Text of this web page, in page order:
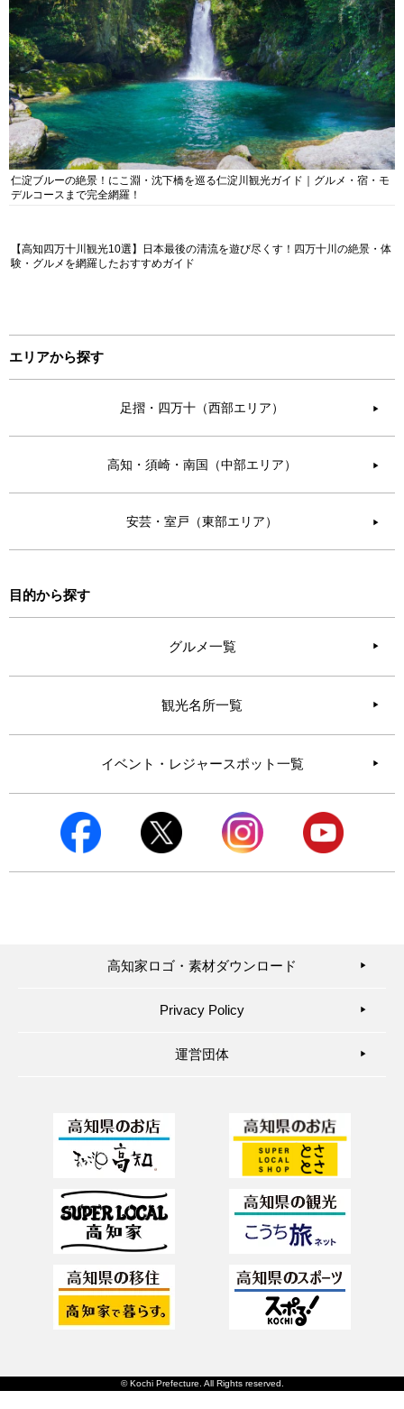
仁淀ブルーの絶景！にこ淵・沈下橋を巡る仁淀川観光ガイド｜グルメ・宿・モ
デルコースまで完全網羅！
【高知四万十川観光10選】日本最後の清流を遊び尽くす！四万十川の絶景・体
験・グルメを網羅したおすすめガイド
エリアから探す
足摺・四万十（西部エリア） ▶︎
高知・須崎・南国（中部エリア） ▶︎
安芸・室戸（東部エリア） ▶︎
目的から探す
グルメ一覧
観光名所一覧
イベント・レジャースポット一覧
高知家ロゴ・素材ダウンロード ▶︎
Privacy Policy ▶︎
運営団体 ▶︎
© Kochi Prefecture. All Rights reserved.